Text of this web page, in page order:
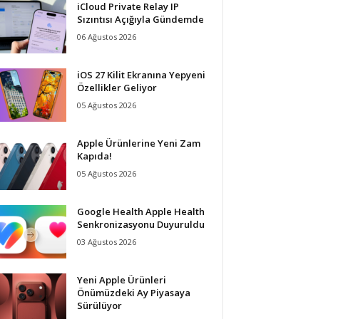
iCloud Private Relay IP
Sızıntısı Açığıyla Gündemde
06 Ağustos 2026
iOS 27 Kilit Ekranına Yepyeni
Özellikler Geliyor
05 Ağustos 2026
Apple Ürünlerine Yeni Zam
Kapıda!
05 Ağustos 2026
Google Health Apple Health
Senkronizasyonu Duyuruldu
03 Ağustos 2026
Yeni Apple Ürünleri
Önümüzdeki Ay Piyasaya
Sürülüyor